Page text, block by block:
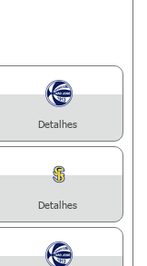
Detalhes
Detalhes